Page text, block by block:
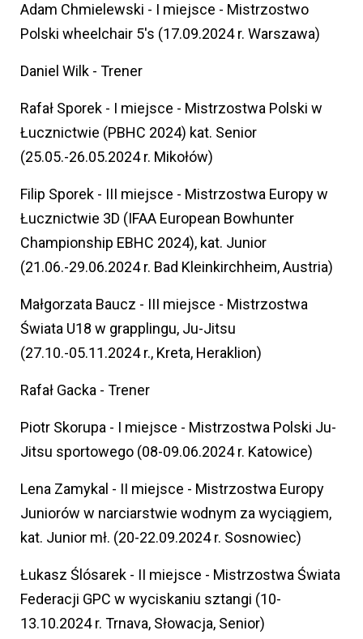
Adam Chmielewski - I miejsce - Mistrzostwo
Polski wheelchair 5's (17.09.2024 r. Warszawa)
Daniel Wilk - Trener
Rafał Sporek - I miejsce - Mistrzostwa Polski w
Łucznictwie (PBHC 2024) kat. Senior
(25.05.-26.05.2024 r. Mikołów)
Filip Sporek - III miejsce - Mistrzostwa Europy w
Łucznictwie 3D (IFAA European Bowhunter
Championship EBHC 2024), kat. Junior
(21.06.-29.06.2024 r. Bad Kleinkirchheim, Austria)
Małgorzata Baucz - III miejsce - Mistrzostwa
Świata U18 w grapplingu, Ju-Jitsu
(27.10.-05.11.2024 r., Kreta, Heraklion)
Rafał Gacka - Trener
Piotr Skorupa - I miejsce - Mistrzostwa Polski Ju-
Jitsu sportowego (08-09.06.2024 r. Katowice)
Lena Zamykal - II miejsce - Mistrzostwa Europy
Juniorów w narciarstwie wodnym za wyciągiem,
kat. Junior mł. (20-22.09.2024 r. Sosnowiec)
Łukasz Ślósarek - II miejsce - Mistrzostwa Świata
Federacji GPC w wyciskaniu sztangi (10-
13.10.2024 r. Trnava, Słowacja, Senior)